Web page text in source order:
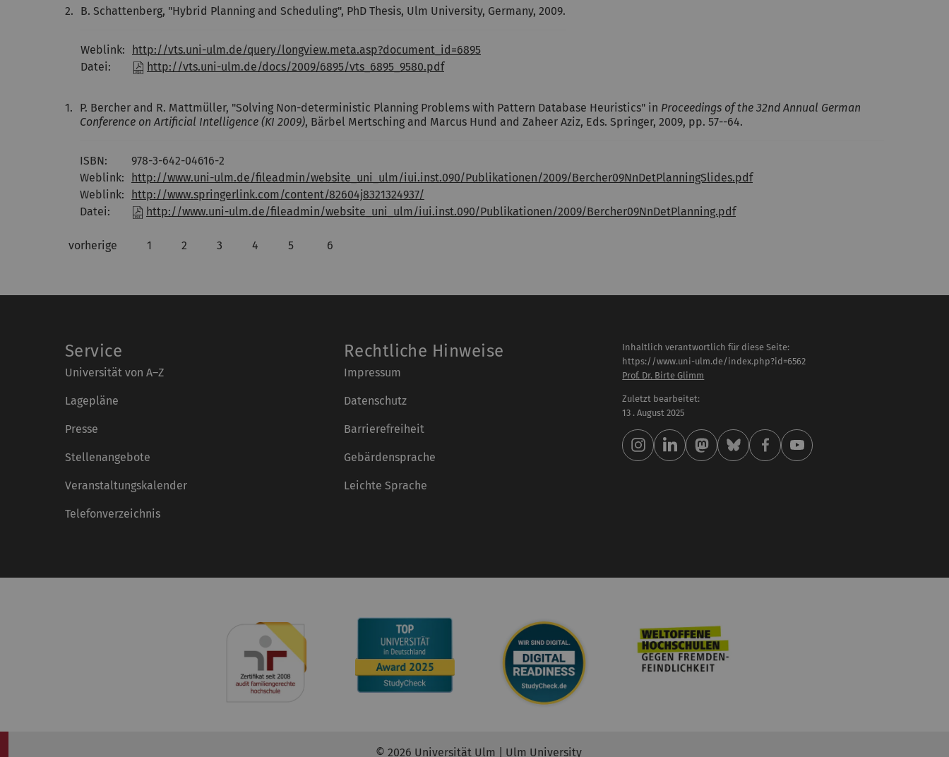
2. B. Schattenberg, "Hybrid Planning and Scheduling", PhD Thesis, Ulm University, Germany, 2009.
Weblink:
http://vts.uni-ulm.de/query/longview.meta.asp?document_id=6895
Datei:
http://vts.uni-ulm.de/docs/2009/6895/vts_6895_9580.pdf
1. P. Bercher and R. Mattmüller, "Solving Non-deterministic Planning Problems with Pattern Database Heuristics" in Proceedings of the 32nd Annual German
Conference on Artificial Intelligence (KI 2009), Bärbel Mertsching and Marcus Hund and Zaheer Aziz, Eds. Springer, 2009, pp. 57--64.
ISBN:
978-3-642-04616-2
Weblink:
http://www.uni-ulm.de/fileadmin/website_uni_ulm/iui.inst.090/Publikationen/2009/Bercher09NnDetPlanningSlides.pdf
Weblink:
http://www.springerlink.com/content/82604j8321324937/
Datei:
http://www.uni-ulm.de/fileadmin/website_uni_ulm/iui.inst.090/Publikationen/2009/Bercher09NnDetPlanning.pdf
vorherige 1 2 3 4 5 6
Service
Universität von A–Z
Lagepläne
Presse
Stellenangebote
Veranstaltungskalender
Telefonverzeichnis
Rechtliche Hinweise
Impressum
Datenschutz
Barrierefreiheit
Gebärdensprache
Leichte Sprache
Inhaltlich verantwortlich für diese Seite:
https://www.uni-ulm.de/index.php?id=6562
Prof. Dr. Birte Glimm
Zuletzt bearbeitet:
13 . August 2025
© 2026 Universität Ulm | Ulm University